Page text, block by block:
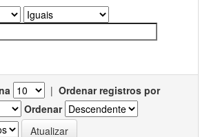
| Ordenar registros por
Ordenar